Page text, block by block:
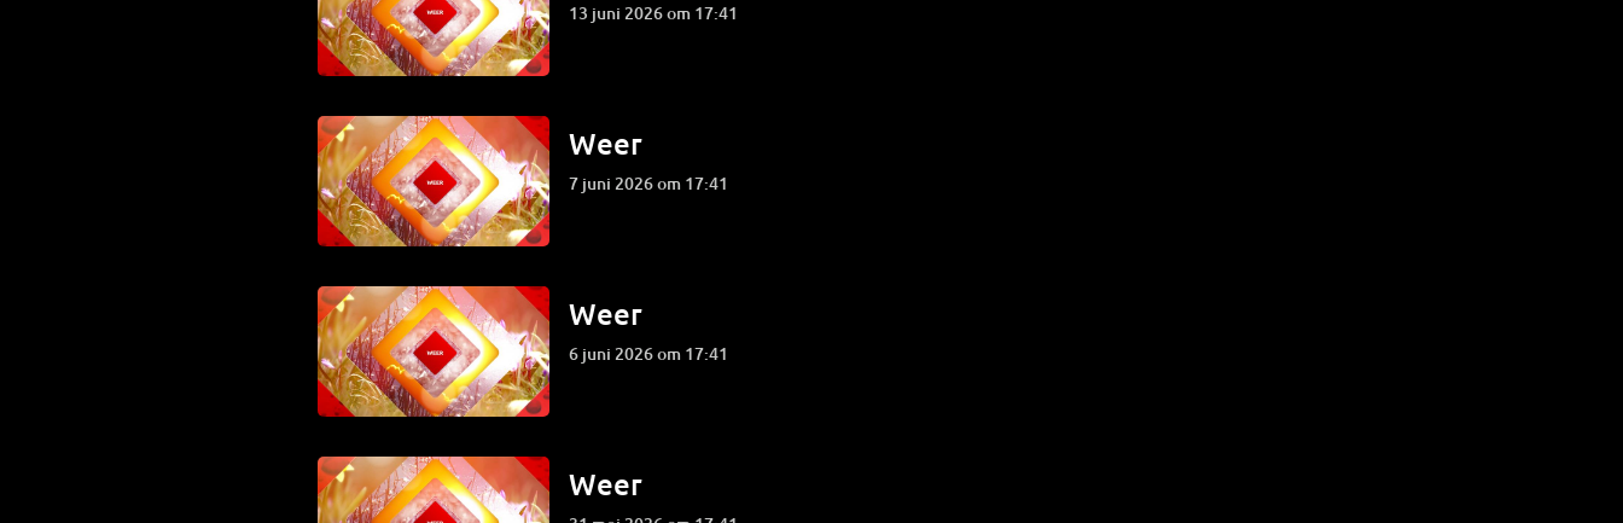
13 juni 2026 om 17:41
Weer
7 juni 2026 om 17:41
Weer
6 juni 2026 om 17:41
Weer